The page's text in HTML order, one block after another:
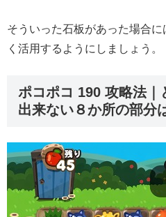
そういった石板があった場合に
く活用するようにしましょう。
ポコポコ 190 攻略法｜
出来ない８か所の部分